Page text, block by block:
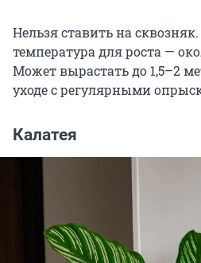
Нельзя ставить на
температура для роста —
Может вырастать до 1,5–2
уходе с регулярными
Калатея